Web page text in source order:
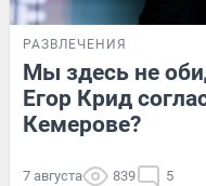
РАЗВЛЕЧЕНИЯ
Мы здесь не
Егор Крид
Кемерове?
7 августа 839 5